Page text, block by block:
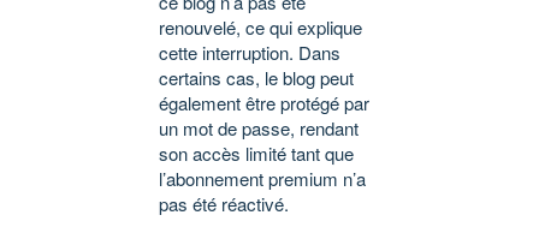
renouvelé, ce qui explique
cette interruption. Dans
certains cas, le blog peut
également être protégé par
un mot de passe, rendant
son accès limité tant que
l’abonnement premium n’a
pas été réactivé.